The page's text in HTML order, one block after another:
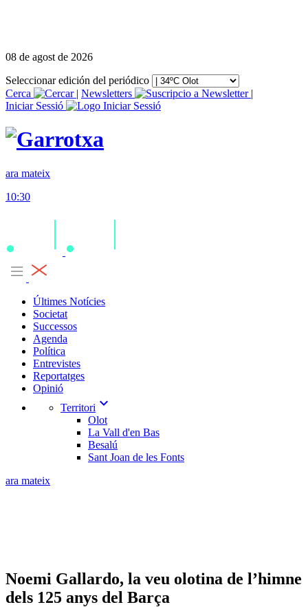
08 de agost de 2026
Seleccionar edición del periódico
Cerca
| Newsletters
|
Iniciar Sessió
ara mateix
10:30
Últimes Notícies
Societat
Successos
Agenda
Política
Entrevistes
Reportatges
Opinió
Territori expand_more
Olot
La Vall d'en Bas
Besalú
Sant Joan de les Fonts
ara mateix
Noemi Gallardo, la veu olotina de l’himne
dels 125 anys del Barça